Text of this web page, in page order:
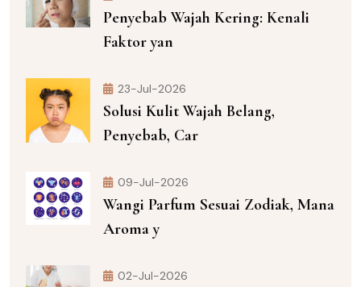
Penyebab Wajah Kering: Kenali
Faktor yan
23-Jul-2026
Solusi Kulit Wajah Belang,
Penyebab, Car
09-Jul-2026
Wangi Parfum Sesuai Zodiak, Mana
Aroma y
02-Jul-2026